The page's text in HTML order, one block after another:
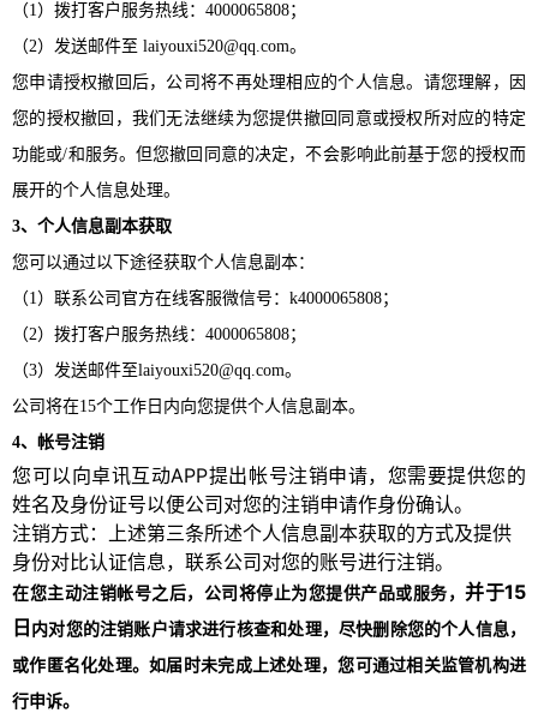
（1）拨打客户服务热线： 4000065808；
（2）发送邮件至 laiyouxi520@qq.com。
您申请授权撤回后，公司将不再处理相应的个人信息。请您理解，因
您的授权撤回，我们无法继续为您提供撤回同意或授权所对应的特定
功能或/和服务。但您撤回同意的决定，不会影响此前基于您的授权而
展开的个人信息处理。
3、个人信息副本获取
您可以通过以下途径获取个人信息副本：
（1） 联系公司官方在线客服微信号： k4000065808；
（2）拨打客户服务热线：4000065808；
（3）发送邮件至laiyouxi520@qq.com。
公司将在15个工作日内向您提供个人信息副本。
4、帐号注销
您可以向卓讯互动APP提出帐号注销申请，您需要提供您的
姓名及身份证号以便公司对您的注销申请作身份确认。
注销方式：上述第三条所述个人信息副本获取的方式及提供
身份对比认证信息，联系公司对您的账号进行注销。
在您主动注销帐号之后，公司将停止为您提供产品或服务， 并于15
日 内对您的注销账户请求进行核查和处理，尽快删除您的个人信息，
或作匿名化处理。如届时未完成上述处理，您可通过相关监管机构进
行申诉。